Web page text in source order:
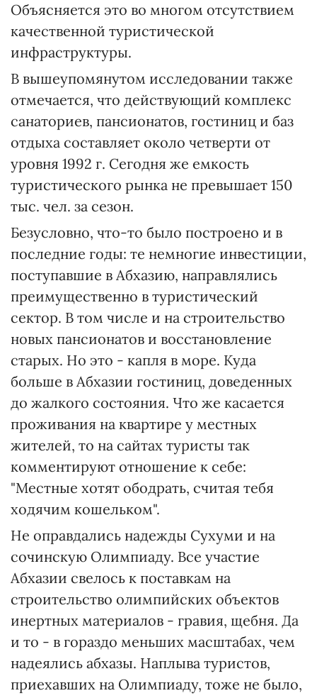
Объясняется это во многом отсутствием
качественной туристической
инфраструктуры.
В вышеупомянутом исследовании также
отмечается, что действующий комплекс
санаториев, пансионатов, гостиниц и баз
отдыха составляет около четверти от
уровня 1992 г. Сегодня же емкость
туристического рынка не превышает 150
тыс. чел. за сезон.
Безусловно, что-то было построено и в
последние годы: те немногие инвестиции,
поступавшие в Абхазию, направлялись
преимущественно в туристический
сектор. В том числе и на строительство
новых пансионатов и восстановление
старых. Но это - капля в море. Куда
больше в Абхазии гостиниц, доведенных
до жалкого состояния. Что же касается
проживания на квартире у местных
жителей, то на сайтах туристы так
комментируют отношение к себе:
"Местные хотят ободрать, считая тебя
ходячим кошельком".
Не оправдались надежды Сухуми и на
сочинскую Олимпиаду. Все участие
Абхазии свелось к поставкам на
строительство олимпийских объектов
инертных материалов - гравия, щебня. Да
и то - в гораздо меньших масштабах, чем
надеялись абхазы. Наплыва туристов,
приехавших на Олимпиаду, тоже не было,